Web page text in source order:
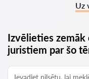
Uz
Izvēlieties zemāk
juristiem par šo